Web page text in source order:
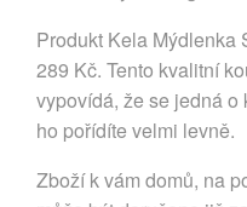
Produkt Kela Mýdlenka
289 Kč. Tento kvalitní
vypovídá, že se jedná
ho pořídíte velmi levně.
Zboží k vám domů, na